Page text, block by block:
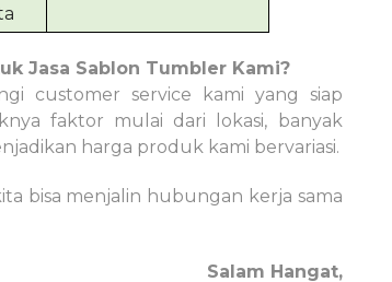
Jasa Sablon Tumbler Kami?
customer service kami yang siap
faktor mulai dari lokasi, banyak
harga produk kami bervariasi.
bisa menjalin hubungan kerja sama
Salam Hangat,